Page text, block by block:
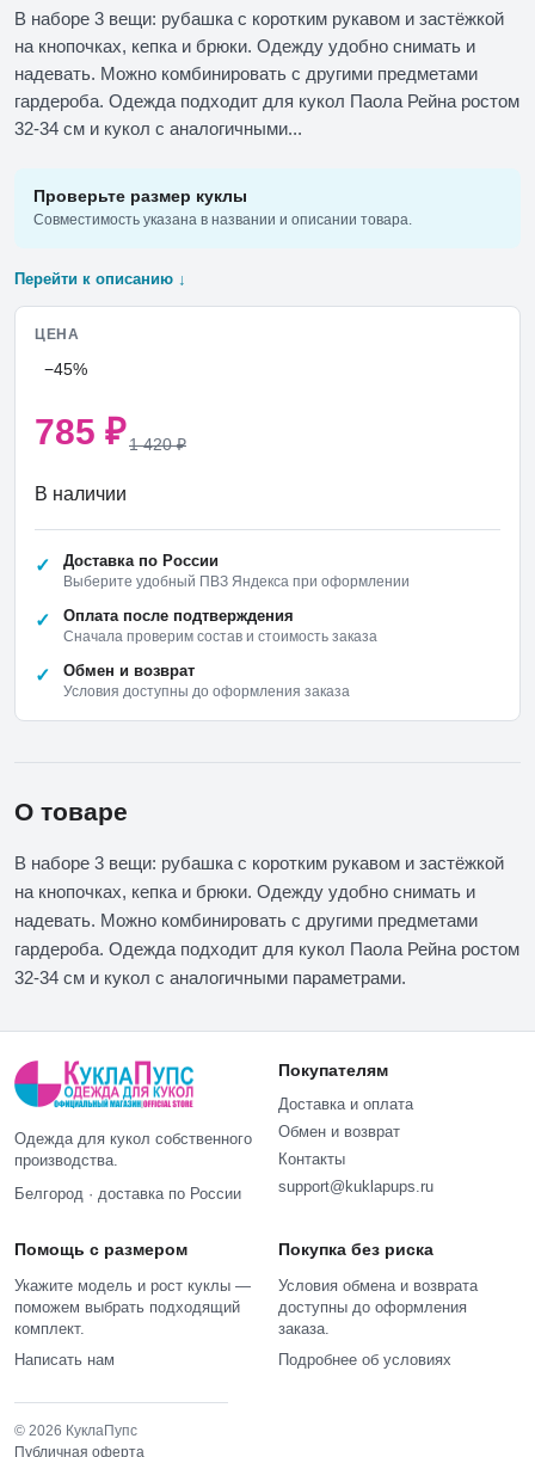
В наборе 3 вещи: рубашка с коротким рукавом и застёжкой
на кнопочках, кепка и брюки. Одежду удобно снимать и
надевать. Можно комбинировать с другими предметами
гардероба. Одежда подходит для кукол Паола Рейна ростом
32-34 см и кукол с аналогичными...
Проверьте размер куклы
Совместимость указана в названии и описании товара.
Перейти к описанию ↓
ЦЕНА
−45%
785 ₽1 420 ₽
В наличии
Доставка по России
Выберите удобный ПВЗ Яндекса при оформлении
Оплата после подтверждения
Сначала проверим состав и стоимость заказа
Обмен и возврат
Условия доступны до оформления заказа
О товаре
В наборе 3 вещи: рубашка с коротким рукавом и застёжкой
на кнопочках, кепка и брюки. Одежду удобно снимать и
надевать. Можно комбинировать с другими предметами
гардероба. Одежда подходит для кукол Паола Рейна ростом
32-34 см и кукол с аналогичными параметрами.
Одежда для кукол собственного
производства.
Белгород · доставка по России
Покупателям
Доставка и оплата
Обмен и возврат
Контакты
support@kuklapups.ru
Помощь с размером
Укажите модель и рост куклы —
поможем выбрать подходящий
комплект.
Написать нам
Покупка без риска
Условия обмена и возврата
доступны до оформления
заказа.
Подробнее об условиях
© 2026 КуклаПупс
Публичная оферта